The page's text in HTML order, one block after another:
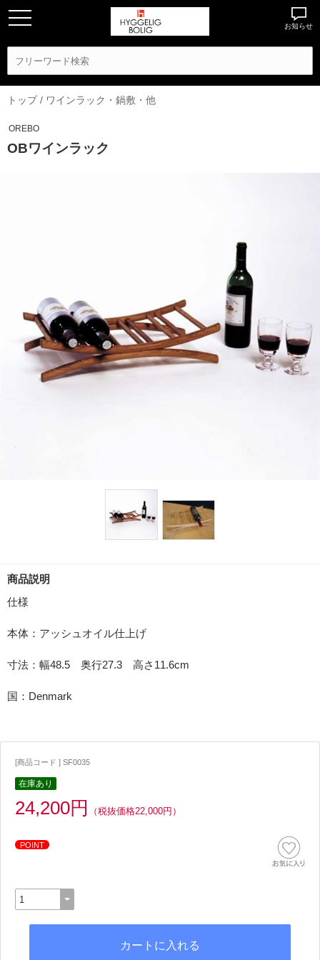
お知らせ
トップ/ ワインラック・鍋敷・他
OREBO
OBワインラック
商品説明
仕様
本体：アッシュオイル仕上げ
寸法：幅48.5 奥行27.3 高さ11.6cm
国：Denmark
[商品コード ] SF0035
在庫あり
24,200円 （税抜価格22,000円）
POINT